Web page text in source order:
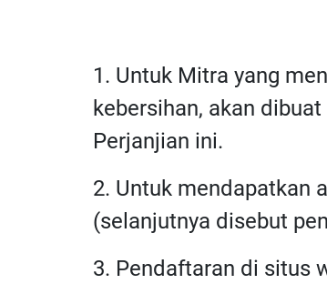
1. Untuk Mitra yang
kebersihan, akan
Perjanjian ini.
2. Untuk mendapatkan
(selanjutnya disebut
3. Pendaftaran di situs